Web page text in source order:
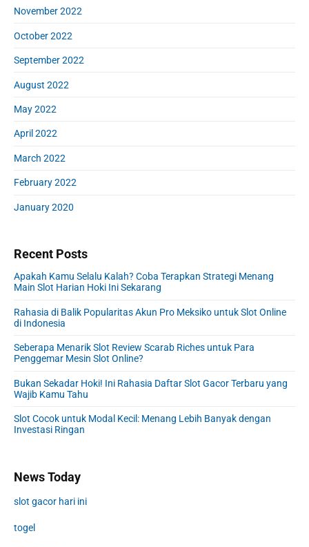
November 2022
October 2022
September 2022
August 2022
May 2022
April 2022
March 2022
February 2022
January 2020
Recent Posts
Apakah Kamu Selalu Kalah? Coba Terapkan Strategi Menang
Main Slot Harian Hoki Ini Sekarang
Rahasia di Balik Popularitas Akun Pro Meksiko untuk Slot Online
di Indonesia
Seberapa Menarik Slot Review Scarab Riches untuk Para
Penggemar Mesin Slot Online?
Bukan Sekadar Hoki! Ini Rahasia Daftar Slot Gacor Terbaru yang
Wajib Kamu Tahu
Slot Cocok untuk Modal Kecil: Menang Lebih Banyak dengan
Investasi Ringan
News Today
slot gacor hari ini
togel